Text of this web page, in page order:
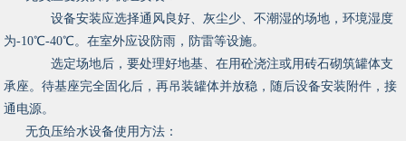
设备安装应选择通风良好、灰尘少、不潮湿的场地，环境湿度
为-10℃-40℃。在室外应设防雨，防雷等设施。
选定场地后，要处理好地基、在用砼浇注或用砖石砌筑罐体支
承座。待基座完全固化后，再吊装罐体并放稳，随后设备安装附件，接
通电源。
无负压给水设备使用方法：